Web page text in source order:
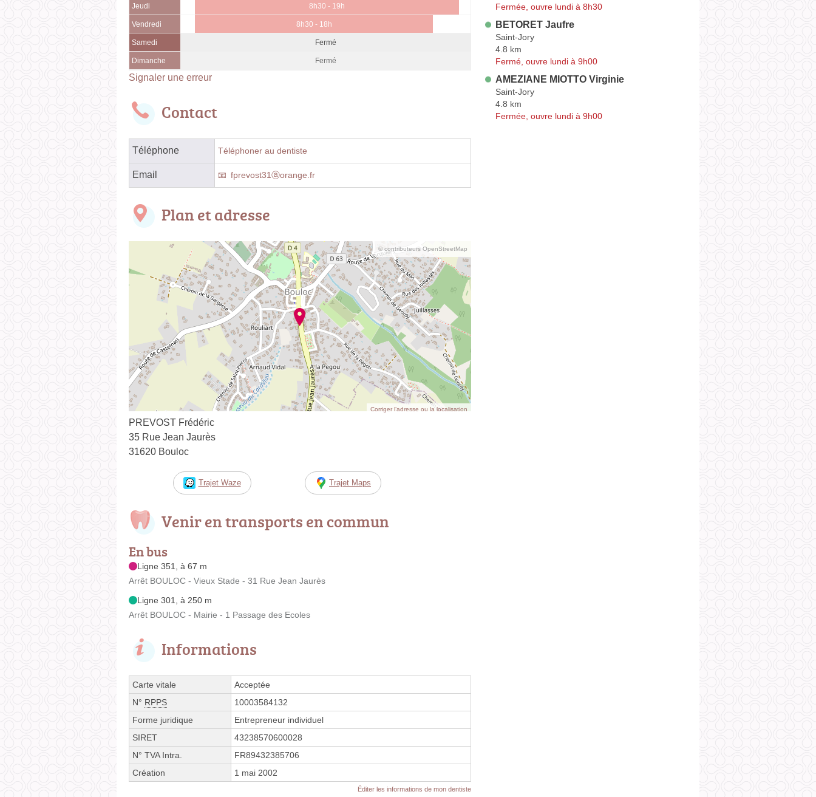
Jeudi 8h30 - 19h
Vendredi 8h30 - 18h
Samedi Fermé
Dimanche Fermé
Signaler une erreur
Contact
Téléphone Téléphoner au dentiste
Email fprevost31ⓐorange.fr
Plan et adresse
© contributeurs OpenStreetMap
Corriger l’adresse ou la localisation
PREVOST Frédéric
35 Rue Jean Jaurès
31620 Bouloc
Trajet Waze Trajet Maps
Venir en transports en commun
En bus
Ligne 351, à 67 m
Arrêt BOULOC - Vieux Stade - 31 Rue Jean Jaurès
Ligne 301, à 250 m
Arrêt BOULOC - Mairie - 1 Passage des Ecoles
Informations
Carte vitale
Acceptée
N° RPPS
10003584132
Forme juridique
Entrepreneur individuel
SIRET
43238570600028
N° TVA Intra.
FR89432385706
Création
1 mai 2002
Éditer les informations de mon dentiste
Fermée, ouvre lundi à 8h30
BETORET Jaufre
Saint-Jory
4.8 km
Fermé, ouvre lundi à 9h00
AMEZIANE MIOTTO Virginie
Saint-Jory
4.8 km
Fermée, ouvre lundi à 9h00